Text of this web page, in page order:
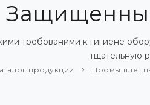
требованими к гигиене
тщательную
продукции